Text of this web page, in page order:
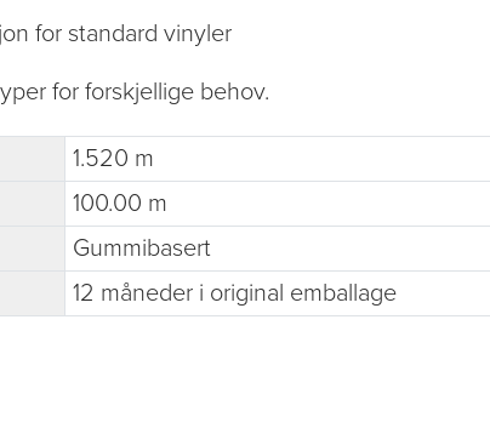
for standard vinyler
for forskjellige behov.
1.520 m
100.00 m
Gummibasert
12 måneder i original emballage